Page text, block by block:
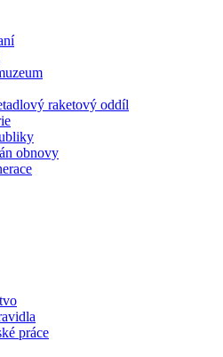
raketový oddíl
obnovy
práce